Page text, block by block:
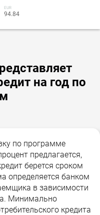
EUR
94.84
на год по
по программе
предлагается,
берется сроком
определяется банком
в зависимости
Минимально
кредита